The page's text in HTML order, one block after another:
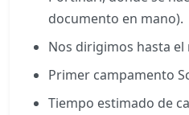
documento en mano).
Nos dirigimos hasta el
Primer campamento
Tiempo estimado de